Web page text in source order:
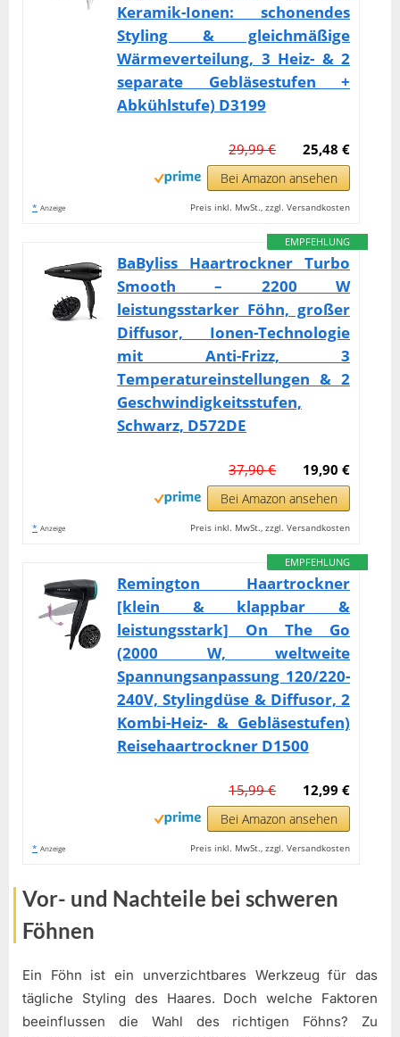
Keramik-Ionen: schonendes
Styling & gleichmäßige
Wärmeverteilung, 3 Heiz- & 2
separate Gebläsestufen +
Abkühlstufe) D3199
25,48 €
29,99 €
Bei Amazon ansehen
* Anzeige Preis inkl. MwSt., zzgl. Versandkosten
EMPFEHLUNG
BaByliss Haartrockner Turbo
Smooth – 2200 W
leistungsstarker Föhn, großer
Diffusor, Ionen-Technologie
mit Anti-Frizz, 3
Temperatureinstellungen & 2
Geschwindigkeitsstufen,
Schwarz, D572DE
19,90 €
37,90 €
Bei Amazon ansehen
* Anzeige Preis inkl. MwSt., zzgl. Versandkosten
EMPFEHLUNG
Remington Haartrockner
[klein & klappbar &
leistungsstark] On The Go
(2000 W, weltweite
Spannungsanpassung 120/220-
240V, Stylingdüse & Diffusor, 2
Kombi-Heiz- & Gebläsestufen)
Reisehaartrockner D1500
12,99 €
15,99 €
Bei Amazon ansehen
* Anzeige Preis inkl. MwSt., zzgl. Versandkosten
Vor- und Nachteile bei schweren
Föhnen
Ein Föhn ist ein unverzichtbares Werkzeug für das
tägliche Styling des Haares. Doch welche Faktoren
beeinflussen die Wahl des richtigen Föhns? Zu